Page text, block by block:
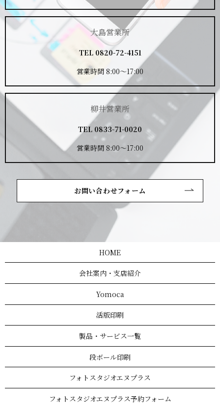
大島営業所
TEL 0820-72-4151
営業時間 8:00～17:00
柳井営業所
TEL 0833-71-0020
営業時間 8:00～17:00
お問い合わせフォーム
HOME
会社案内・支店紹介
Yomoca
活版印刷
製品・サービス一覧
段ボール印刷
フォトスタジオエヌプラス
フォトスタジオエヌプラス予約フォーム